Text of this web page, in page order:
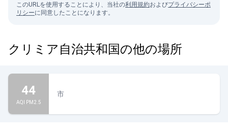
このURLを使用することにより、当社の利用規約およびプライバシーポ
リシーに同意したことになります。
クリミア自治共和国の他の場所
44
AQI PM2.5
市